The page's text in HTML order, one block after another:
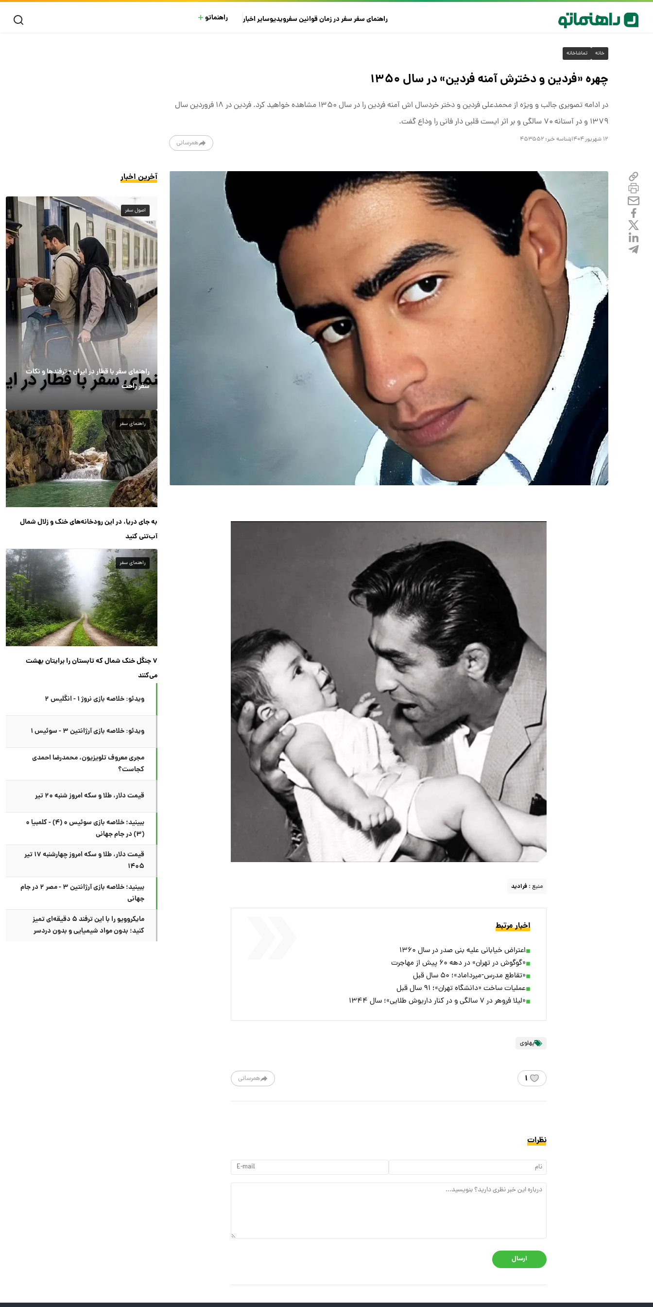
راهنمای سفرسفر در زمانقوانین سفرویدیوسایراخبار راهنماتو
خانه تماشاخانه
چهره «فردین و دخترش آمنه فردین» در سال ۱۳۵۰
در ادامه تصویری جالب و ویژه از محمدعلی فردین و دختر خردسال اش آمنه فردین را در سال ۱۳۵۰ مشاهده خواهید کرد. فردین در ۱۸ فروردین سال
۱۳۷۹ و در آستانه ۷۰ سالگی و بر اثر ایست قلبی دار فانی را وداع گفت.
۱۲ شهریور ۱۴۰۴ شناسه خبر: ۴۵۳۵۵۲ همرسانی
منبع : فرادید
اخبار مرتبط
اعتراض خیابانی علیه بنی صدر در سال ۱۳۶۰
«گوگوش در تهران» در دهه ۶۰ پیش از مهاجرت
«تقاطع مدرس-میرداماد»؛ ۵۰ سال قبل
عملیات ساخت «دانشگاه تهران»؛ ۹۱ سال قبل
«لیلا فروهر در ۷ سالگی و در کنار داریوش طلایی»؛ سال ۱۳۴۴
پهلوی
همرسانی ۱
نظرات
ارسال
آخرین اخبار
اصول سفر
راهنمای سفر با قطار در ایران + ترفندها و نکات
سفر راحت
راهنمای سفر
به جای دریا، در این رودخانه‌های خنک و زلال شمال
آب‌تنی کنید
راهنمای سفر
۷ جنگل خنک شمال که تابستان را برایتان بهشت
می‌کنند
ویدئو: خلاصه بازی نروژ ۱ - انگلیس ۲
ویدئو: خلاصه بازی آرژانتین ۳ - سوئیس ۱
مجری معروف تلویزیون، محمدرضا احمدی
کجاست؟
قیمت دلار، طلا و سکه امروز شنبه ۲۰ تیر
ببینید؛ خلاصه بازی سوئیس ۰ (۴) - کلمبیا ۰
(۳) در جام جهانی
قیمت دلار، طلا و سکه امروز چهارشنبه ۱۷ تیر
۱۴۰۵
ببینید؛ خلاصه بازی آرژانتین ۳ - مصر ۲ در جام
جهانی
مایکروویو را با این ترفند ۵ دقیقه‌ای تمیز
کنید؛ بدون مواد شیمیایی و بدون دردسر